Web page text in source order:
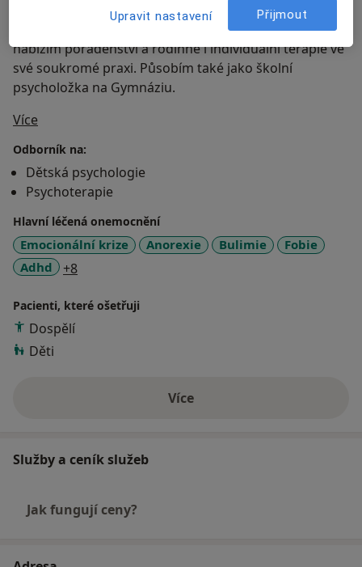
roku 2009 jako vedoucí psycholog) v Pedagogicko-
psychologické poradně v Mladé Boleslavi, aktuálně
nabízím poradenství a rodinné i individuální terapie ve
své soukromé praxi. Působím také jako školní
psycholožka na Gymnáziu.
Více
Odborník na:
Dětská psychologie
Psychoterapie
Hlavní léčená onemocnění
Emocionální krize Anorexie Bulimie
Fobie
Adhd
+8a11y_sr_more_diseases
Pacienti, které ošetřuji
Dospělí
Děti
Víceo zkušenostech
Služby a ceník služeb
Jak fungují ceny?
Upravit nastavení Přijmout